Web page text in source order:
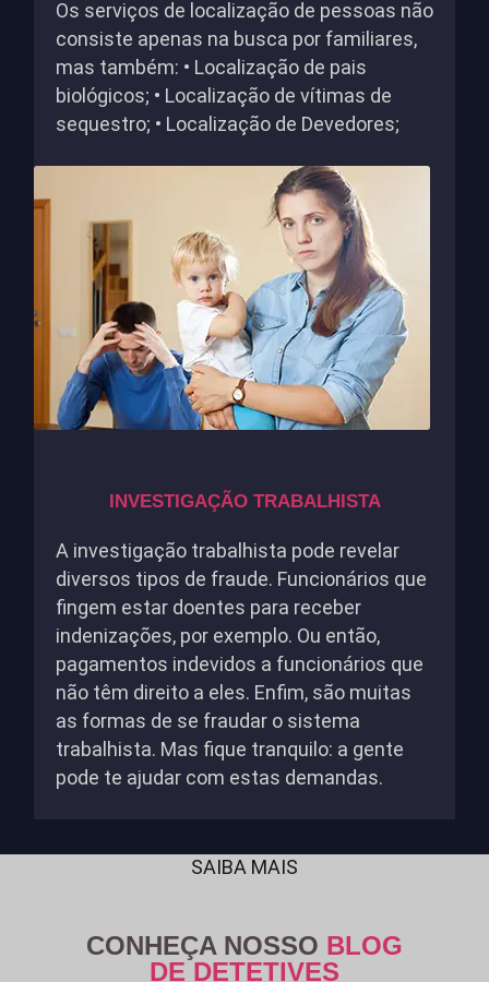
Os serviços de localização de pessoas não
consiste apenas na busca por familiares,
mas também: • Localização de pais
biológicos; • Localização de vítimas de
sequestro; • Localização de Devedores;
INVESTIGAÇÃO TRABALHISTA
A investigação trabalhista pode revelar
diversos tipos de fraude. Funcionários que
fingem estar doentes para receber
indenizações, por exemplo. Ou então,
pagamentos indevidos a funcionários que
não têm direito a eles. Enfim, são muitas
as formas de se fraudar o sistema
trabalhista. Mas fique tranquilo: a gente
pode te ajudar com estas demandas.
SAIBA MAIS
CONHEÇA NOSSO BLOG
DE DETETIVES